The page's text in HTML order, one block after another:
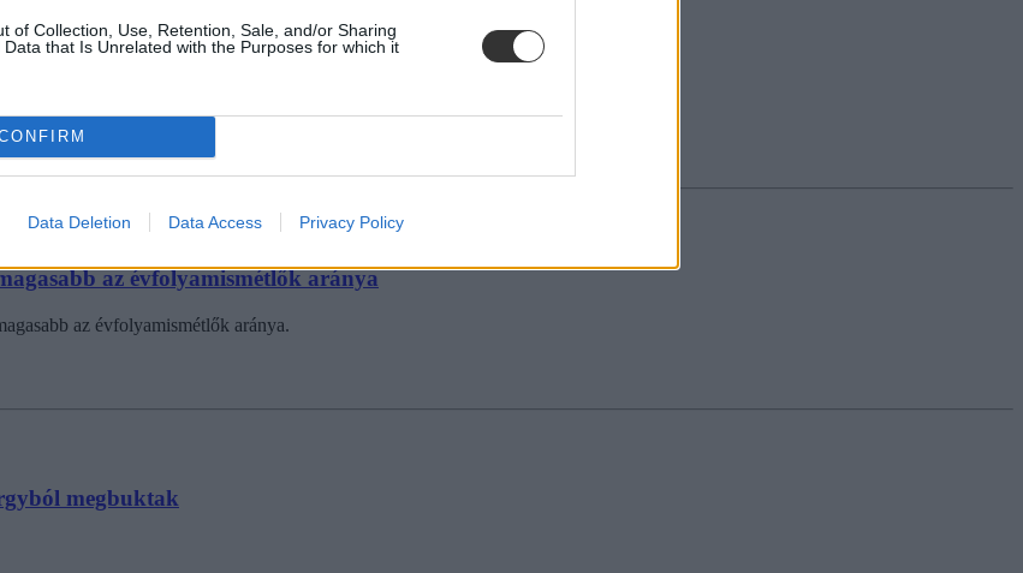
of Collection, Use, Retention, Sale, and/or Sharing
that Is Unrelated with the Purposes for which it
Data Deletion Data Access Privacy Policy
van a baj.
az évfolyamismétlők aránya
az évfolyamismétlők aránya.
megbuktak